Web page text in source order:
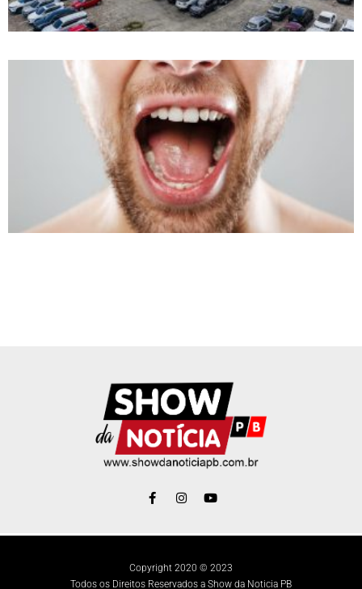
Copyright 2020 © 2023
Todos os Direitos Reservados a Show da Noticia PB